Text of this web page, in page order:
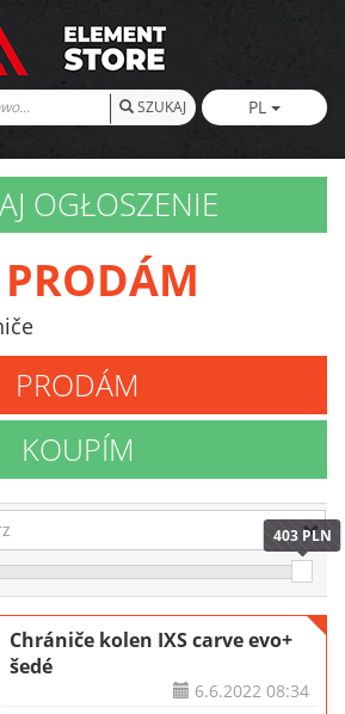
SZUKAJ PL
OGŁOSZENIE
PRODÁM
PRODÁM
KOUPÍM
403 PLN
Chrániče kolen IXS carve evo+
šedé
6.6.202208:34